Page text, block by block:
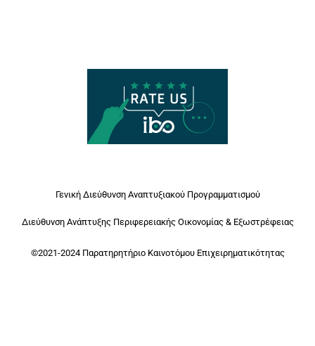
Γενική Διεύθυνση Αναπτυξιακού Προγραμματισμού
Διεύθυνση Ανάπτυξης Περιφερειακής Οικονομίας & Εξωστρέφειας
©2021-2024 Παρατηρητήριο Καινοτόμου Επιχειρηματικότητας